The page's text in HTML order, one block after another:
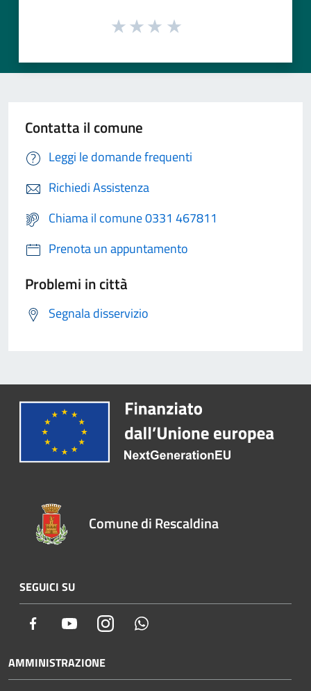
Contatta il comune
Leggi le domande frequenti
Richiedi Assistenza
Chiama il comune 0331 467811
Prenota un appuntamento
Problemi in città
Segnala disservizio
Comune di Rescaldina
SEGUICI SU
Facebook YoutubeInstagram
AMMINISTRAZIONE